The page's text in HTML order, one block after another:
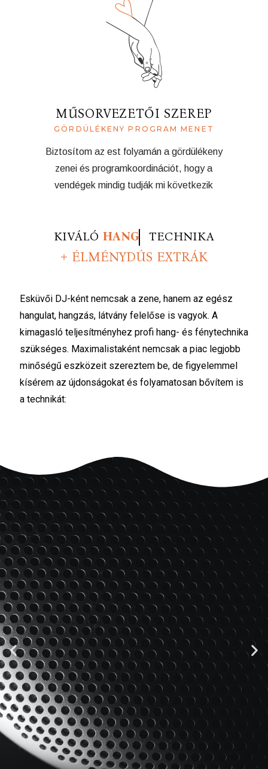
MŰSORVEZETŐI SZEREP
GÖRDÜLÉKENY PROGRAM MENET
Biztosítom az est folyamán a gördülékeny
zenei és programkoordinációt, hogy a
vendégek mindig tudják mi következik
KIVÁLÓ FÉNY TECHNIKA
+ ÉLMÉNYDÚS EXTRÁK
Esküvői DJ-ként nemcsak a zene, hanem az egész
hangulat, hangzás, látvány felelőse is vagyok. A
kimagasló teljesítményhez profi hang- és fénytechnika
szükséges. Maximalistaként nemcsak a piac legjobb
minőségű eszközeit szereztem be, de figyelemmel
kísérem az újdonságokat és folyamatosan bővítem is
a technikát: